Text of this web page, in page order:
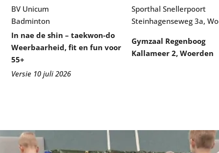
BV Unicum
Badminton
Sporthal Snellerpoort
Steinhagenseweg 3a,
In nae de shin – taekwon-do
Weerbaarheid, fit en fun voor
55+
Gymzaal Regenboog
Kallameer 2, Woerden
Versie 10 juli 2026